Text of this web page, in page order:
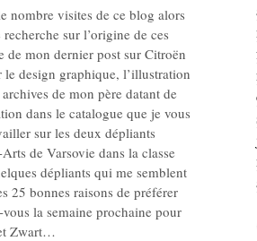
nombre visites de ce blog alors
sur l’origine de ces
de mon dernier post sur Citroën
design graphique, l’illustration
de mon père datant de
dans le catalogue que je vous
sur les deux dépliants
de Varsovie dans la classe
dépliants qui me semblent
25 bonnes raisons de préférer
la semaine prochaine pour
Zwart…